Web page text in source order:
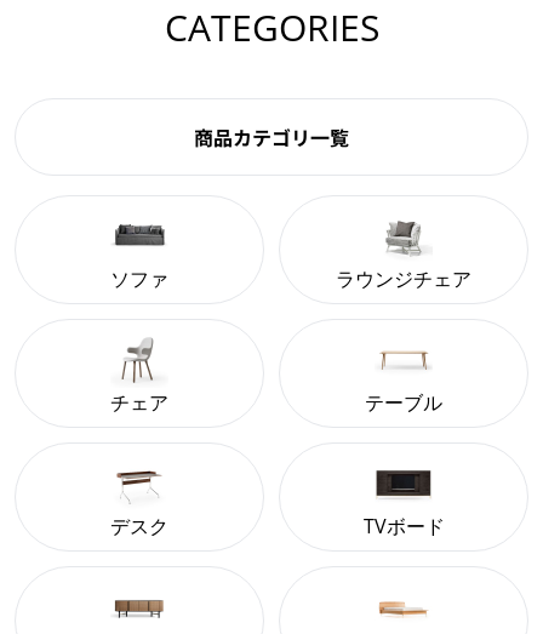
CATEGORIES
商品カテゴリ一覧
ソファ ラウンジチェア
チェア テーブル
デスク TVボード